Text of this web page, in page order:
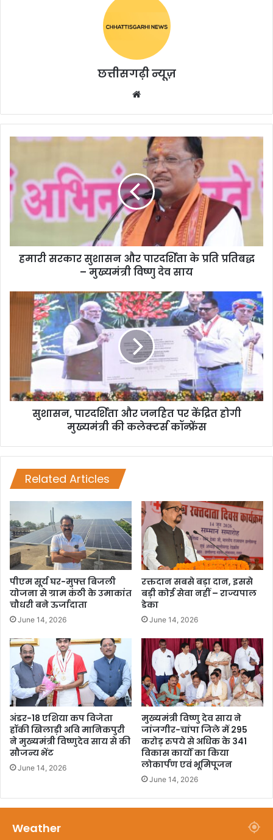
छत्तीसगढ़ी न्यूज़
हमारी सरकार सुशासन और पारदर्शिता के प्रति प्रतिबद्ध
– मुख्यमंत्री विष्णु देव साय
सुशासन, पारदर्शिता और जनहित पर केंद्रित होगी
मुख्यमंत्री की कलेक्टर्स कॉन्फ्रेंस
Related Articles
पीएम सूर्य घर-मुफ्त बिजली
योजना से ग्राम कंठी के उमाकांत
चौधरी बने ऊर्जादाता
June 14, 2026
रक्तदान सबसे बड़ा दान, इससे
बड़ी कोई सेवा नहीं – राज्यपाल
डेका
June 14, 2026
अंडर-18 एशिया कप विजेता
हॉकी खिलाड़ी अवि मानिकपुरी
ने मुख्यमंत्री विष्णुदेव साय से की
सौजन्य भेंट
June 14, 2026
मुख्यमंत्री विष्णु देव साय ने
जांजगीर-चांपा जिले में 295
करोड़ रुपये से अधिक के 341
विकास कार्यों का किया
लोकार्पण एवं भूमिपूजन
June 14, 2026
Weather